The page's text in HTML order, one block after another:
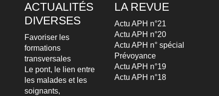
ACTUALITÉS
DIVERSES
Favoriser les
formations
transversales
Le pont, le lien entre
les malades et les
soignants,
LA REVUE
Actu APH n°21
Actu APH n°20
Actu APH n° spécial
Prévoyance
Actu APH n°19
Actu APH n°18